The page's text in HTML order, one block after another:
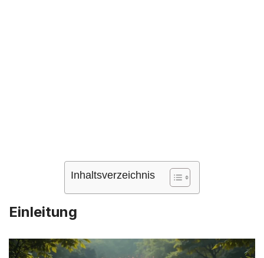
Inhaltsverzeichnis
Einleitung